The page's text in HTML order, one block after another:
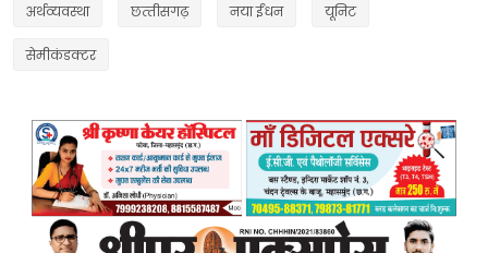
अर्थव्‍यवस्‍था छत्‍तीसगढ़ नया ईंधन यूनिट
सेमीकंडक्टर